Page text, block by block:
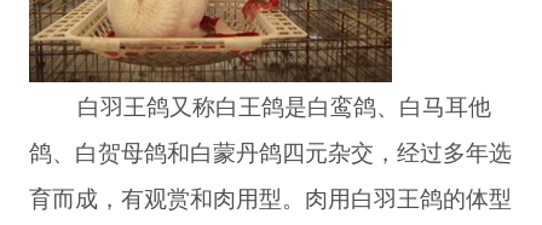
白羽王鸽又称白王鸽是白鸾鸽、白马耳他
鸽、白贺母鸽和白蒙丹鸽四元杂交，经过多年选
育而成，有观赏和肉用型。肉用白羽王鸽的体型